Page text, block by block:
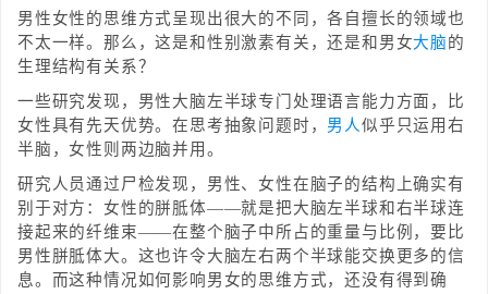
男性女性的思维方式呈现出很大的不同，各自擅长的领域也
不太一样。那么，这是和性别激素有关，还是和男女大脑的
生理结构有关系？
一些研究发现，男性大脑左半球专门处理语言能力方面，比
女性具有先天优势。在思考抽象问题时， 男人似乎只运用右
半脑，女性则两边脑并用。
研究人员通过尸检发现，男性、女性在脑子的结构上确实有
别于对方：女性的胼胝体——就是把大脑左半球和右半球连
接起来的纤维束——在整个脑子中所占的重量与比例，要比
男性胼胝体大。这也许令大脑左右两个半球能交换更多的信
息。而这种情况如何影响男女的思维方式，还没有得到确